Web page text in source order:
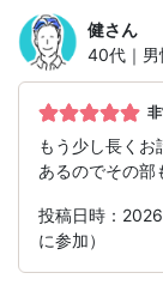
健さん
40代｜男
もう少し長く
あるのでその部
投稿日時：
に参加）